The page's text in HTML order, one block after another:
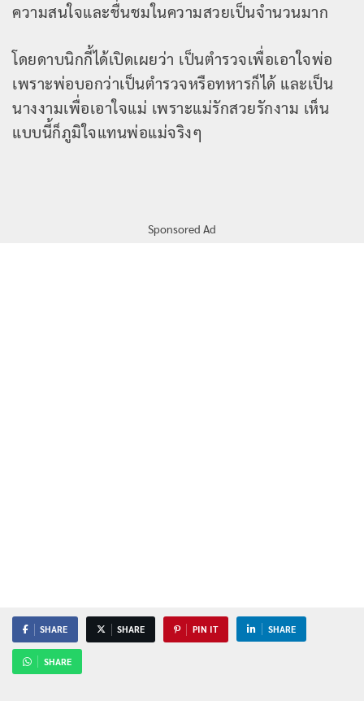
ความสนใจและชื่นชมในความสวยเป็นจำนวนมาก
โดยดาบนิกกี้ได้เปิดเผยว่า เป็นตำรวจเพื่อเอาใจพ่อ
เพราะพ่อบอกว่าเป็นตำรวจหรือทหารก็ได้ และเป็น
นางงามเพื่อเอาใจแม่ เพราะแม่รักสวยรักงาม เห็น
แบบนี้ก็ภูมิใจแทนพ่อแม่จริงๆ
Sponsored Ad
SHARE SHARE PIN IT SHARE
SHARE